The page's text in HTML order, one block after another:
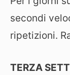
secondi
ripetizioni.
TERZA